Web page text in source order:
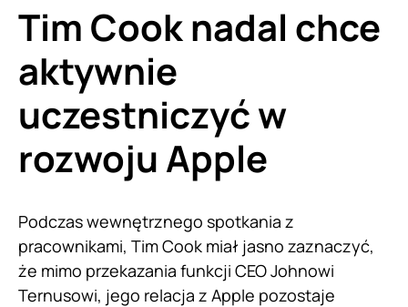
Tim Cook nadal chce
aktywnie
uczestniczyć w
rozwoju Apple
Podczas wewnętrznego spotkania z
pracownikami, Tim Cook miał jasno zaznaczyć,
że mimo przekazania funkcji CEO Johnowi
Ternusowi, jego relacja z Apple pozostaje